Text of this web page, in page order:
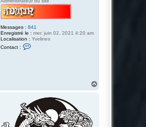
e
r
s
p
a
e
Messages : 841
Enregistré le : mer. juin 02, 2021 4:20 am
Localisation : Yvelines
Contact :
r
a
n
F
r